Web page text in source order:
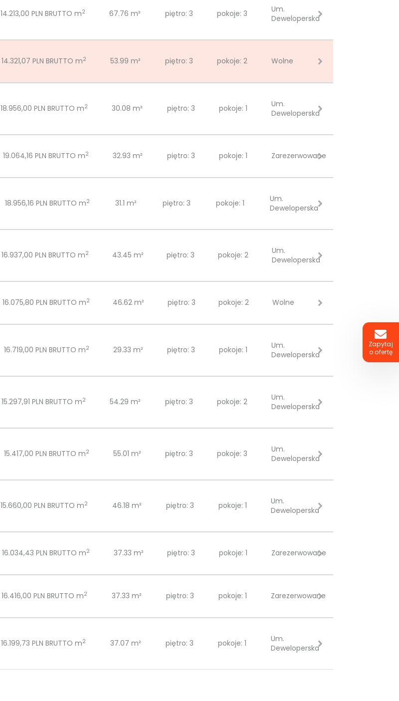
Zapytaj
o ofertę
14.213,00 PLN BRUTTO m2 67.76 m² piętro: 3 pokoje: 3
Um.
Deweloperska
14.321,07 PLN BRUTTO m2 53.99 m² piętro: 3 pokoje: 2 Wolne
18.956,00 PLN BRUTTO m2 30.08 m² piętro: 3 pokoje: 1
Um.
Deweloperska
19.064,16 PLN BRUTTO m2 32.93 m² piętro: 3 pokoje: 1 Zarezerwowane
18.956,16 PLN BRUTTO m2 31.1 m² piętro: 3 pokoje: 1
Um.
Deweloperska
16.937,00 PLN BRUTTO m2 43.45 m² piętro: 3 pokoje: 2
Um.
Deweloperska
16.075,80 PLN BRUTTO m2 46.62 m² piętro: 3 pokoje: 2 Wolne
16.719,00 PLN BRUTTO m2 29.33 m² piętro: 3 pokoje: 1
Um.
Deweloperska
15.297,91 PLN BRUTTO m2 54.29 m² piętro: 3 pokoje: 2
Um.
Deweloperska
15.417,00 PLN BRUTTO m2 55.01 m² piętro: 3 pokoje: 3
Um.
Deweloperska
15.660,00 PLN BRUTTO m2 46.18 m² piętro: 3 pokoje: 1
Um.
Deweloperska
16.034,43 PLN BRUTTO m2 37.33 m² piętro: 3 pokoje: 1 Zarezerwowane
16.416,00 PLN BRUTTO m2 37.33 m² piętro: 3 pokoje: 1 Zarezerwowane
16.199,73 PLN BRUTTO m2 37.07 m² piętro: 3 pokoje: 1
Um.
Deweloperska